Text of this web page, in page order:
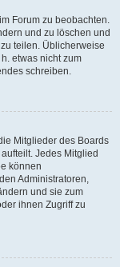
Forum zu beobachten.
und zu löschen und
teilen. Üblicherweise
etwas nicht zum
schreiben.
Mitglieder des Boards
Jedes Mitglied
können
Administratoren,
und sie zum
ihnen Zugriff zu